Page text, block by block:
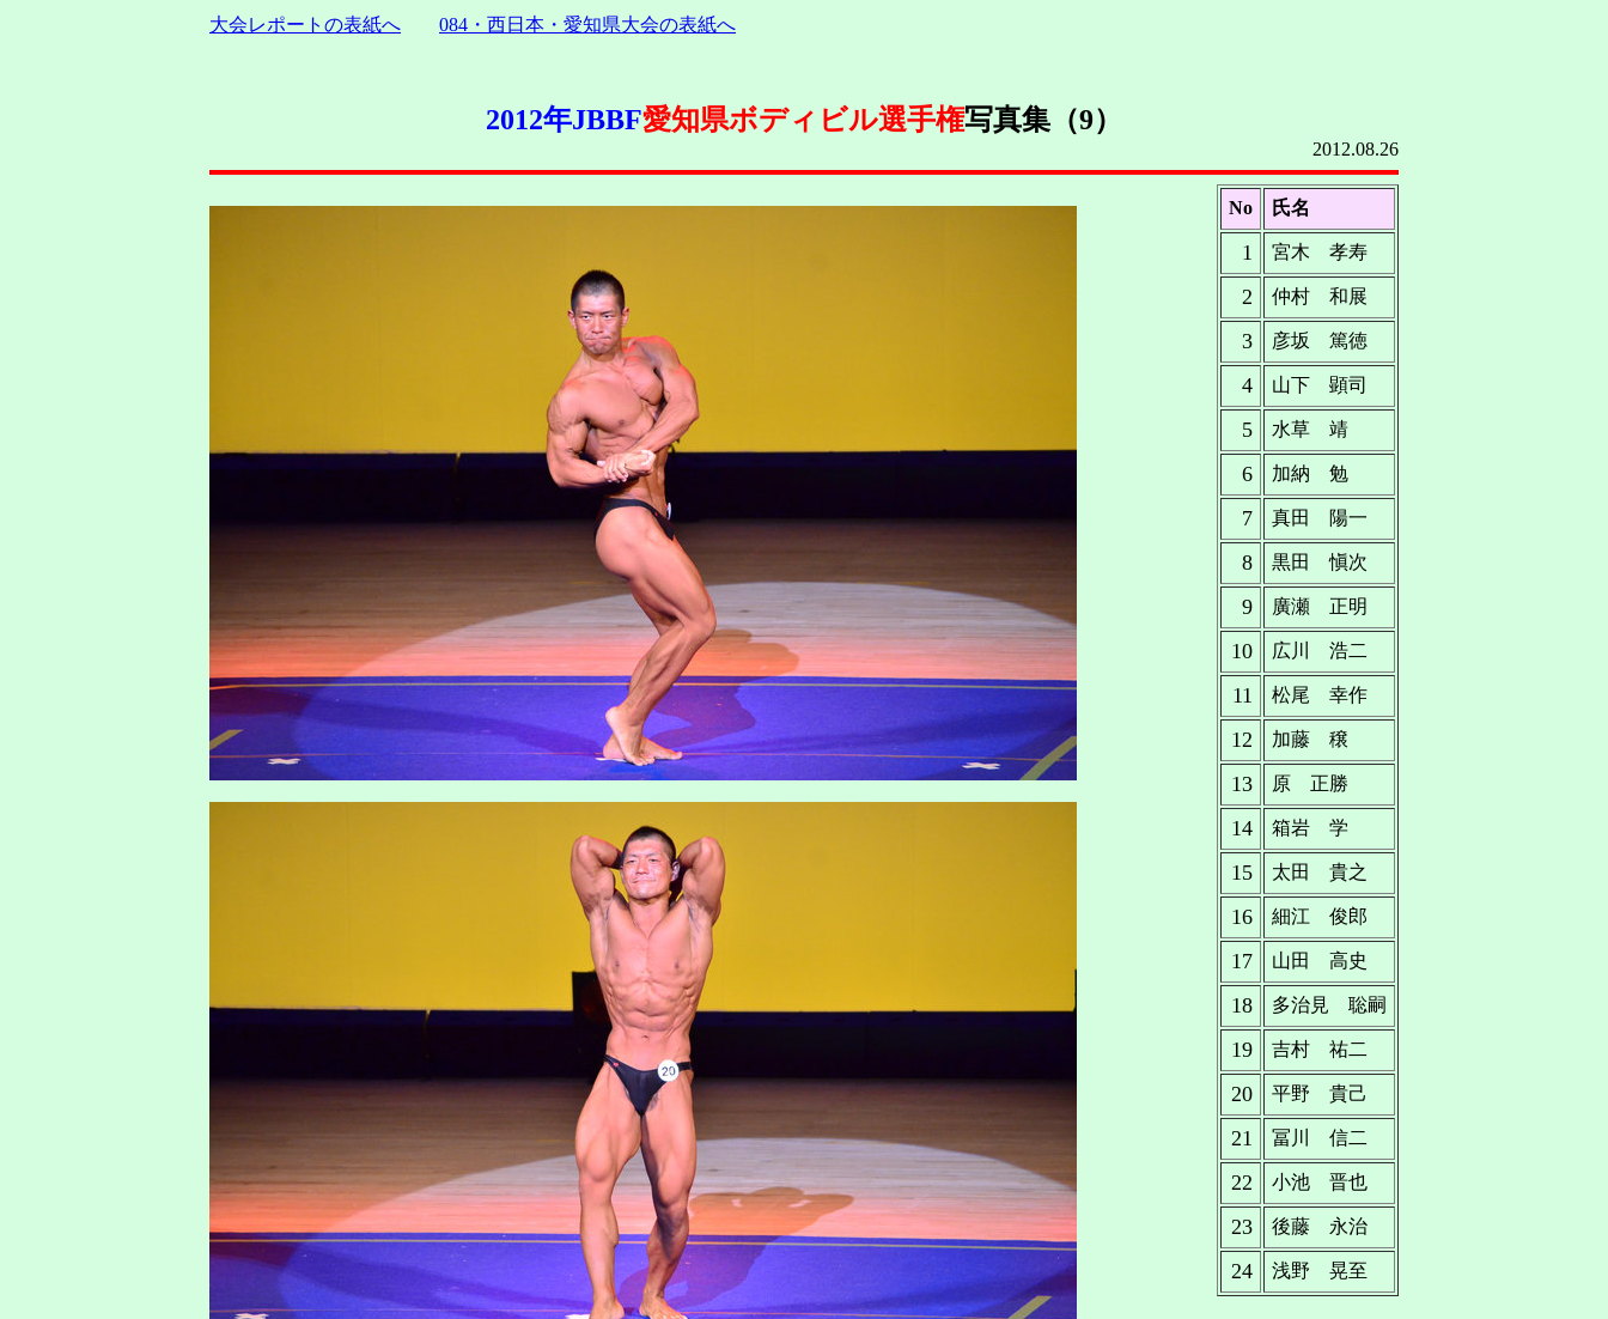
大会レポートの表紙へ 084・西日本・愛知県大会の表紙へ
2012年JBBF愛知県ボディビル選手権写真集（9）
2012.08.26
No 氏名
1 宮木 孝寿
2 仲村 和展
3 彦坂 篤徳
4 山下 顕司
5 水草 靖
6 加納 勉
7 真田 陽一
8 黒田 愼次
9 廣瀬 正明
10 広川 浩二
11 松尾 幸作
12 加藤 穣
13 原 正勝
14 箱岩 学
15 太田 貴之
16 細江 俊郎
17 山田 高史
18 多治見 聡嗣
19 吉村 祐二
20 平野 貴己
21 冨川 信二
22 小池 晋也
23 後藤 永治
24 浅野 晃至